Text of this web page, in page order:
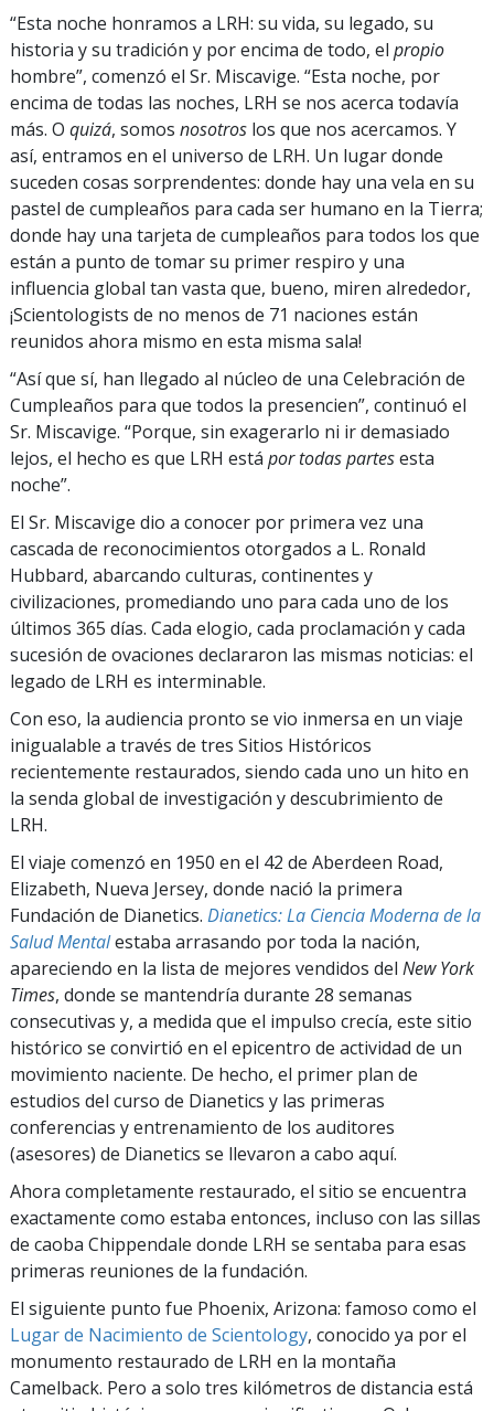
“Esta noche honramos a LRH: su vida, su legado, su
historia y su tradición y por encima de todo, el propio
hombre”, comenzó el Sr. Miscavige. “Esta noche, por
encima de todas las noches, LRH se nos acerca todavía
más. O quizá, somos nosotros los que nos acercamos. Y
así, entramos en el universo de LRH. Un lugar donde
suceden cosas sorprendentes: donde hay una vela en su
pastel de cumpleaños para cada ser humano en la Tierra;
donde hay una tarjeta de cumpleaños para todos los que
están a punto de tomar su primer respiro y una
influencia global tan vasta que, bueno, miren alrededor,
¡Scientologists de no menos de 71 naciones están
reunidos ahora mismo en esta misma sala!
“Así que sí, han llegado al núcleo de una Celebración de
Cumpleaños para que todos la presencien”, continuó el
Sr. Miscavige. “Porque, sin exagerarlo ni ir demasiado
lejos, el hecho es que LRH está por todas partesesta
noche”.
El Sr. Miscavige dio a conocer por primera vez una
cascada de reconocimientos otorgados a L. Ronald
Hubbard, abarcando culturas, continentes y
civilizaciones, promediando uno para cada uno de los
últimos 365 días. Cada elogio, cada proclamación y cada
sucesión de ovaciones declararon las mismas noticias: el
legado de LRH es interminable.
Con eso, la audiencia pronto se vio inmersa en un viaje
inigualable a través de tres Sitios Históricos
recientemente restaurados, siendo cada uno un hito en
la senda global de investigación y descubrimiento de
LRH.
El viaje comenzó en 1950 en el 42 de Aberdeen Road,
Elizabeth, Nueva Jersey, donde nació la primera
Fundación de Dianetics. Dianetics: La Ciencia Moderna de la
Salud Mentalestaba arrasando por toda la nación,
apareciendo en la lista de mejores vendidos del New York
Times, donde se mantendría durante 28 semanas
consecutivas y, a medida que el impulso crecía, este sitio
histórico se convirtió en el epicentro de actividad de un
movimiento naciente. De hecho, el primer plan de
estudios del curso de Dianetics y las primeras
conferencias y entrenamiento de los auditores
(asesores) de Dianetics se llevaron a cabo aquí.
Ahora completamente restaurado, el sitio se encuentra
exactamente como estaba entonces, incluso con las sillas
de caoba Chippendale donde LRH se sentaba para esas
primeras reuniones de la fundación.
El siguiente punto fue Phoenix, Arizona: famoso como el
Lugar de Nacimiento de Scientology, conocido ya por el
monumento restaurado de LRH en la montaña
Camelback. Pero a solo tres kilómetros de distancia está